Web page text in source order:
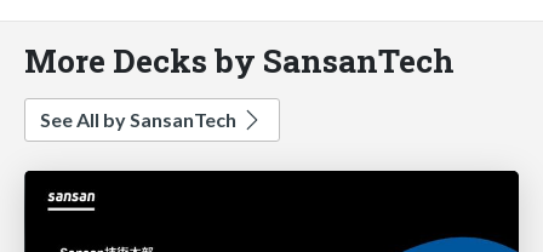
More Decks by SansanTech
See All by SansanTech